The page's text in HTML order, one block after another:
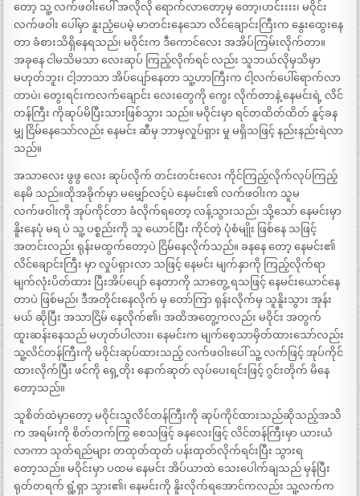
တော့ သူ့ လက်ဖဝါးပေါ် အလိုလို ရောက်လာတော့မှ တော့၊ဟင်းးးး၊ မဝိုင်း
လက်ဖဝါး ပေါ်မှာ နူးညံ့ပေမဲ့ မာတင်းနေသော လိင်ချောင်းကြီးက နွေးထွေးနေ
တာ ခံစားသိရှိနေရသည်၊ မဝိုင်းက ဒီကောင်လေး အအိပ်ကြမ်းလိုက်တာ။
အခုနေ ငါမသိမသာ လေးဆုပ် ကြည့်လိုက်ရင် လည်း သူဘယ်လိုမှသိမှာ
မဟုတ်ဘူး၊ ငါ့ဘာသာ အိပ်ပျော်နေတာ သူ့ဟာကြီးက ငါ့လက်ပေါ်ရောက်လာ
တာပဲ၊ တွေးရင်းကလက်ချောင်း လေးတွေကို ကွေး လိုက်တာနဲ့ နေမင်းရဲ့ လိင်
တန်ကြီး ကိုဆုပ်မိပြီးသားဖြစ်သွား သည်။ မဝိုင်းမှာ ရင်တထိတ်ထိတ် နူင့်ခန
မျှ ငြိမ်နေသော်လည်း နေမင်း ဆီမှ ဘာမှလှုပ်ရှား မှု မရှိသဖြင့် နည်းနည်းရဲလာ
သည်။
အသာလေး ဖွဖွ လေး ဆုပ်လိုက် တင်းတင်းလေး ကိုင်ကြည့်လိုက်လုပ်ကြည့်
နေမိ သည်။ထိုအခိုက်မှာ မမျှော်လင့်ပဲ နေမင်း၏ လက်ဖဝါးက သူမ
လက်ဖဝါးကို အုပ်ကိုင်တာ ခံလိုက်ရတော့ လန့်သွားသည်၊ သို့သော် နေမင်းမှာ
နိူးနေပုံ မရ ပဲ သူ့ ပစ္စည်းကို သူ ယောင်ပြီး ကိုင်တဲ့ ပုံစံမျိုး ဖြစ်နေ သဖြင့်
အတင်းလည်း ရုန်းမထွက်တော့ပဲ ငြိမ်နေလိုက်သည်။ ခနနေ တော့ နေမင်း၏
လိင်ချောင်းကြီး မှာ လှုပ်ရှားလာ သဖြင့် နေမင်း မျက်နှာကို ကြည့်လိုက်ရာ
မျက်လုံးပိတ်ထား ပြီးအိပ်ပျော် နေတာကို သာတွေ့ ရသဖြင့် နေမင်းယောင်နေ
တာပဲ ဖြစ်မည်၊ ဒီအတိုင်းနေလိုက် မှ တော်ကြာ ရုန်းလိုက်မှ သူနိူးသွား အုန်း
မယ် ဆိုပြီး အသာငြိမ် နေလိုက်၏၊ အထိအတွေ့ကလည်း မဝိုင်း အတွက်
ထူးဆန်းနေသည် မဟုတ်ပါလား၊ နေမင်းက မျက်စေ့သာမှိတ်ထားသော်လည်း
သူ့လိင်တန်ကြီးကို မဝိုင်းဆုပ်ထားသည့် လက်ဖဝါးပေါ် သူ့ လက်ဖြင့် အုပ်ကိုင်
ထားလိုက်ပြီး ဖင်ကို ရှေ့တိုး နောက်ဆုတ် လုပ်ပေးရင်းဖြင့် ဂွင်းတိုက် မိနေ
တော့သည်။
သူစိတ်ထဲမှာတော့ မဝိုင်းသူလိင်တန်ကြီးကို ဆုပ်ကိုင်ထားသည်ဆိုသည့်အသိ
က အရမ်းကို စိတ်တက်ကြွ စေသဖြင့် ခနလေးဖြင့် လိင်တန်ကြီးမှာ ယားယံ
လာကာ သုတ်ရည်များ တထုတ်ထုတ် ပန်းထုတ်လိုက်ရင်းပြီး သွားရ
တော့သည်။ မဝိုင်းမှာ ပထမ နေမင်း အိပ်ယာထဲ သေးပေါက်ချသည် မှန်ပြီး
ရုတ်တရက် ရွံ့ရှာ သွား၏၊ နေမင်းကို နိူးလိုက်ရအောင်ကလည်း သူ့လက်က